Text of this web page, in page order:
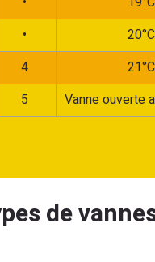
•
20°C
4
21°C
5
Vanne ouverte
de